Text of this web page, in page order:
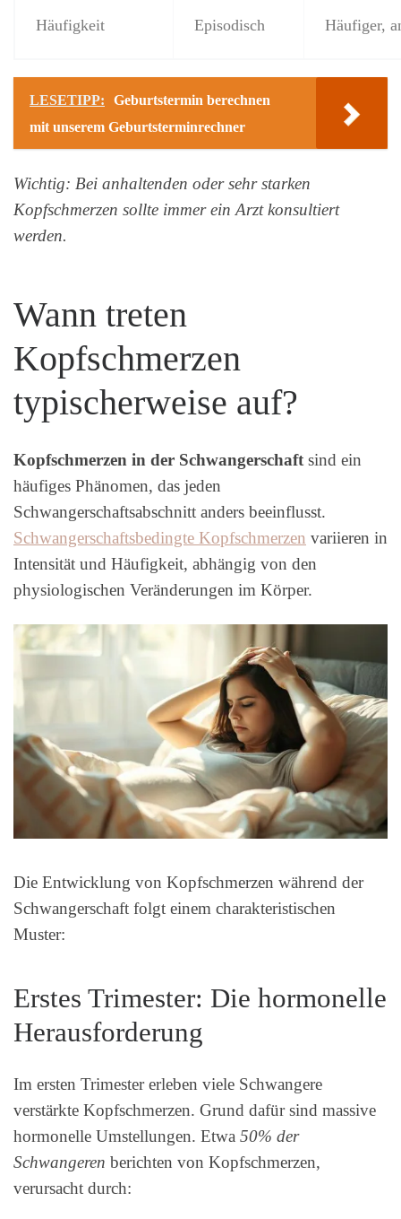
Häufigkeit Episodisch Häufiger,
LESETIPP:
Geburtstermin berechnen
mit unserem Geburtsterminrechner
Wichtig: Bei anhaltenden oder sehr starken
Kopfschmerzen sollte immer ein Arzt konsultiert
werden.
Wann treten
Kopfschmerzen
typischerweise auf?
Kopfschmerzen in der Schwangerschaft sind ein
häufiges Phänomen, das jeden
Schwangerschaftsabschnitt anders beeinflusst.
Schwangerschaftsbedingte Kopfschmerzen variieren in
Intensität und Häufigkeit, abhängig von den
physiologischen Veränderungen im Körper.
Die Entwicklung von Kopfschmerzen während der
Schwangerschaft folgt einem charakteristischen
Muster:
Erstes Trimester: Die hormonelle
Herausforderung
Im ersten Trimester erleben viele Schwangere
verstärkte Kopfschmerzen. Grund dafür sind massive
hormonelle Umstellungen. Etwa 50% der
Schwangeren berichten von Kopfschmerzen,
verursacht durch: